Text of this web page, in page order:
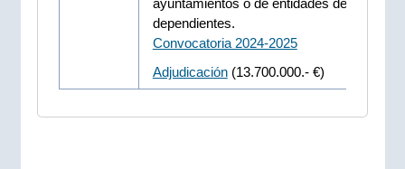
dependientes.
Convocatoria 2024-2025
Adjudicación(13.700.000.- €)